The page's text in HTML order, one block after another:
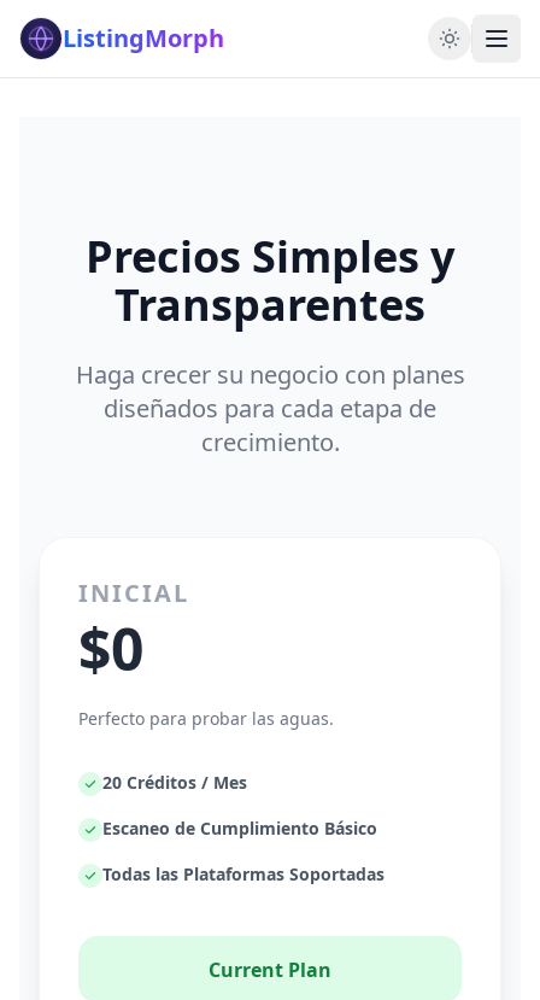
ListingMorph
Precios Simples y
Transparentes
Haga crecer su negocio con planes
diseñados para cada etapa de
crecimiento.
INICIAL
$0
Perfecto para probar las aguas.
20 Créditos / Mes
Escaneo de Cumplimiento Básico
Todas las Plataformas Soportadas
Current Plan